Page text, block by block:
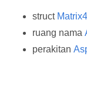
struct Matrix4
ruang nama
perakitan